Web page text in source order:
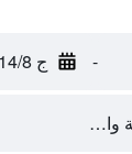
- ج 14/8